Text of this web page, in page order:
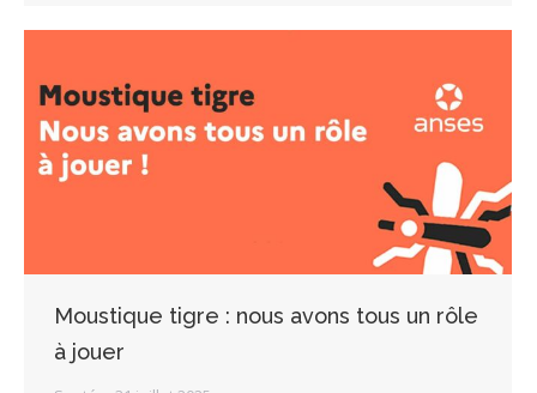
Moustique tigre : nous avons tous un rôle
à jouer